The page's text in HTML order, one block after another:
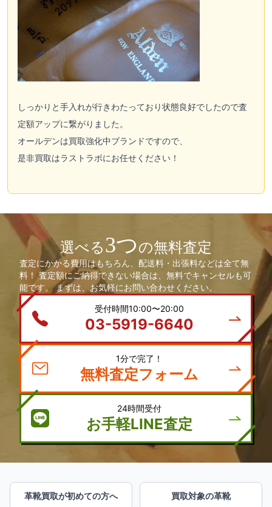
しっかりと手入れが行きわたっており状態良好でしたので査
定額アップに繋がりました。
オールデンは買取強化中ブランドですので、
是非買取はラストラボにお任せください！
選べる3つの無料査定
査定にかかる費用はもちろん、配送料・出張料などは全て無
料！ 査定額にご納得できない場合は、無料でキャンセルも可
能です。 まずは、お気軽にお問い合わせください。
受付時間10:00〜20:00
03-5919-6640
1分で完了！
無料査定フォーム
24時間受付
お手軽LINE査定
革靴買取が初めての方へ 買取対象の革靴